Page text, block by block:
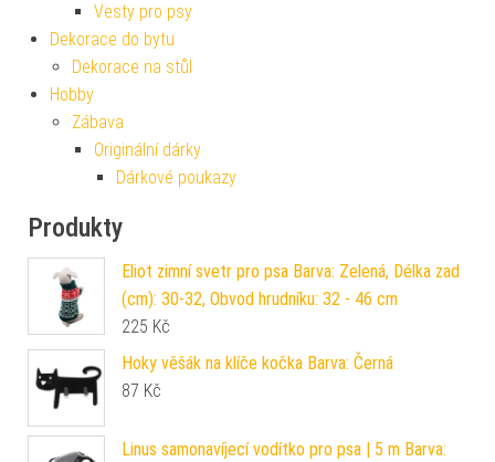
Vesty pro psy
Dekorace do bytu
Dekorace na stůl
Hobby
Zábava
Originální dárky
Dárkové poukazy
Produkty
Eliot zimní svetr pro psa Barva: Zelená, Délka zad
(cm): 30-32, Obvod hrudníku: 32 - 46 cm
225 Kč
Hoky věšák na klíče kočka Barva: Černá
87 Kč
Linus samonavíjecí vodítko pro psa | 5 m Barva: